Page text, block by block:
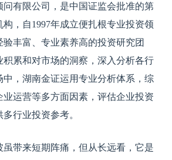
有限公司，是中国证监会批准的第
，自1997年成立便扎根专业投资领
丰富、专业素养高的投资研究团
积累和对市场的洞察，深入分析各行
中，湖南金证运用专业分析体系，综
运营等多方面因素，评估企业投资
行业投资参考。
虽带来短期阵痛，但从长远看，它是